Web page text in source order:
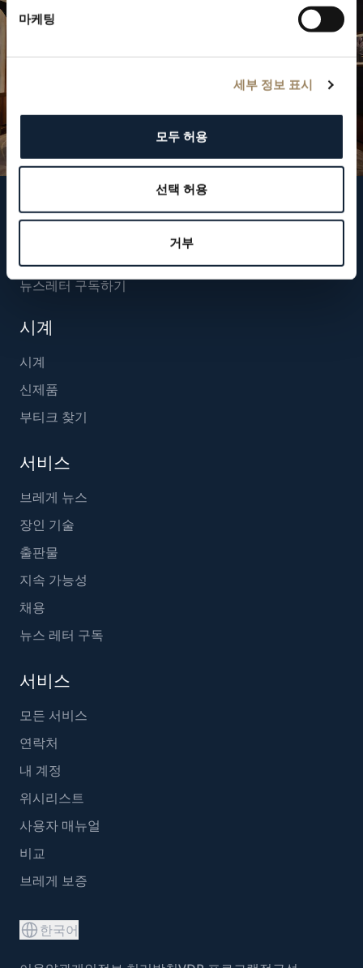
마케팅
세부 정보 표시
모두 허용
선택 허용
거부
브레게 팔로우하기
뉴스레터 구독하기
시계
시계
신제품
부티크 찾기
서비스
브레게 뉴스
장인 기술
출판물
지속 가능성
채용
뉴스 레터 구독
서비스
모든 서비스
연락처
내 계정
위시리스트
사용자 매뉴얼
비교
브레게 보증
한국어